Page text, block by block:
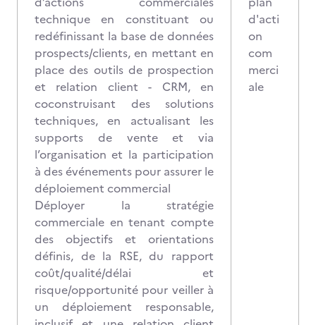
technique en constituant ou
redéfinissant la base de données
prospects/clients, en mettant en
place des outils de prospection
et relation client - CRM, en
coconstruisant des solutions
techniques, en actualisant les
supports de vente et via
l’organisation et la participation
à des événements pour assurer le
déploiement commercial
Déployer la stratégie
commerciale en tenant compte
des objectifs et orientations
définis, de la RSE, du rapport
coût/qualité/délai et
risque/opportunité pour veiller à
un déploiement responsable,
d'acti
on
com
merci
ale